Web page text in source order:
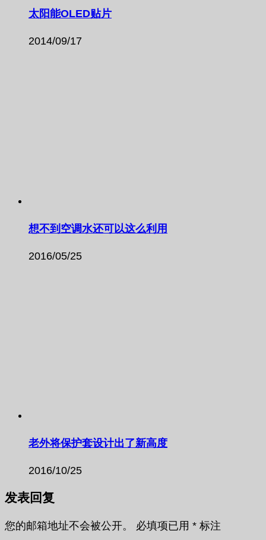
太阳能OLED贴片
2014/09/17
想不到空调水还可以这么利用
2016/05/25
老外将保护套设计出了新高度
2016/10/25
发表回复
您的邮箱地址不会被公开。 必填项已用 * 标注